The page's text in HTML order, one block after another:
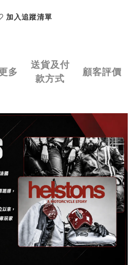
加入追蹤清單
多
送貨及付
款方式
顧客評價